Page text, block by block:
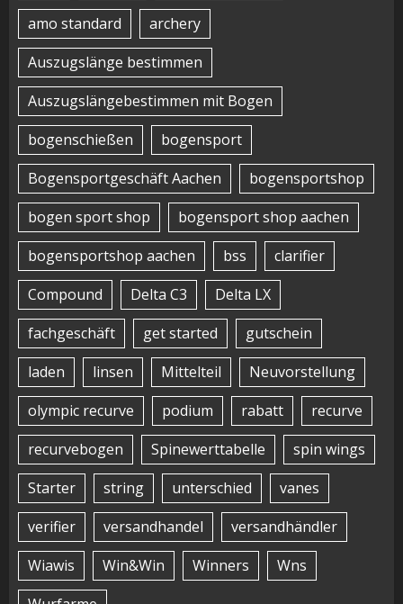
amo standard
archery
Auszugslänge bestimmen
Auszugslängebestimmen mit Bogen
bogenschießen
bogensport
Bogensportgeschäft Aachen
bogensportshop
bogen sport shop
bogensport shop aachen
bogensportshop aachen
bss
clarifier
Compound
Delta C3
Delta LX
fachgeschäft
get started
gutschein
laden
linsen Mittelteil
Neuvorstellung
olympic recurve
podium rabatt
recurve
recurvebogen
Spinewerttabelle
spin wings
Starter
string unterschied
vanes
verifier
versandhandel
versandhändler
Wiawis
Win&Win Winners
Wns